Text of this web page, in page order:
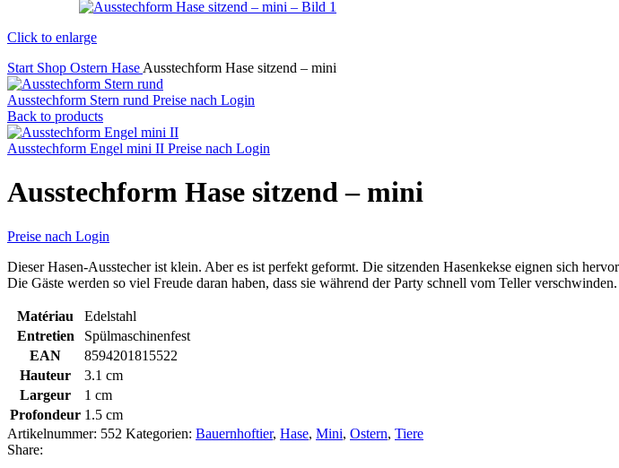
Click to enlarge
Start Shop Ostern Hase Ausstechform Hase sitzend – mini
Ausstechform Stern rund Preise nach Login
Back to products
Ausstechform Engel mini II Preise nach Login
Ausstechform Hase sitzend – mini
Preise nach Login
Dieser Hasen-Ausstecher ist klein. Aber es ist perfekt geformt. Die sitzenden Hasenkekse eignen sich
Die Gäste werden so viel Freude daran haben, dass sie während der Party schnell vom Teller verschwinden.
Matériau
Edelstahl
Entretien
Spülmaschinenfest
EAN
8594201815522
Hauteur
3.1 cm
Largeur
1 cm
Profondeur 1.5 cm
Artikelnummer: 552 Kategorien: Bauernhoftier, Hase, Mini, Ostern, Tiere
Share: